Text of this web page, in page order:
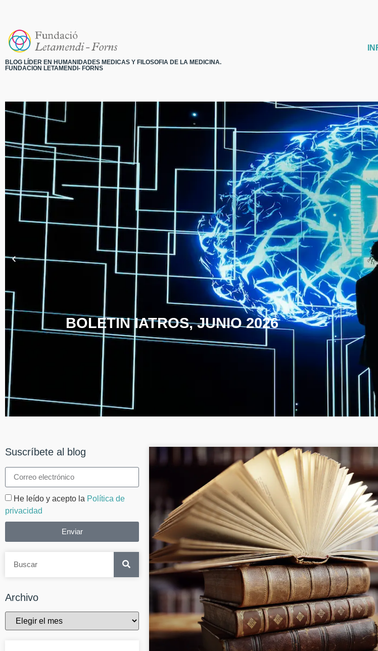
BLOG LÍDER EN HUMANIDADES MEDICAS Y FILOSOFIA DE LA MEDICINA.
FUNDACION LETAMENDI- FORNS
BOLETIN IATROS, JUNIO 2026
Suscríbete al blog
He leído y acepto la Política de
privacidad
Enviar
Archivo